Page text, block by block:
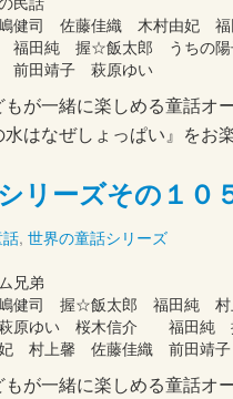
健司 佐藤佳織 木村由妃
田純 握☆飯太郎 うちの陽
前田靖子 萩原ゆい
が一緒に楽しめる童話オ
はなぜしょっぱい』をお
リーズその１０
, 世界の童話シリーズ
兄弟
健司 握☆飯太郎 福田純
原ゆい 桜木信介 福田純
村上馨 佐藤佳織 前田靖
が一緒に楽しめる童話オ